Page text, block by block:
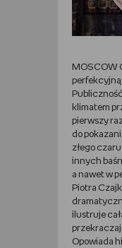
MOSCOW
klimatem
pierwszy
do
złego
innych
a nawet w
Piotra
ilustruje
Opowiada